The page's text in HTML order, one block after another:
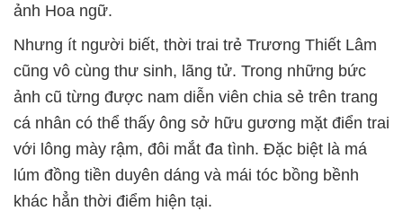
ảnh Hoa ngữ.
Nhưng ít người biết, thời trai trẻ Trương Thiết Lâm
cũng vô cùng thư sinh, lãng tử. Trong những bức
ảnh cũ từng được nam diễn viên chia sẻ trên trang
cá nhân có thể thấy ông sở hữu gương mặt điển trai
với lông mày rậm, đôi mắt đa tình. Đặc biệt là má
lúm đồng tiền duyên dáng và mái tóc bồng bềnh
khác hẳn thời điểm hiện tại.